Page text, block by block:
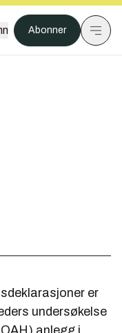
Abonner
er
undersøkelse
anlegg i